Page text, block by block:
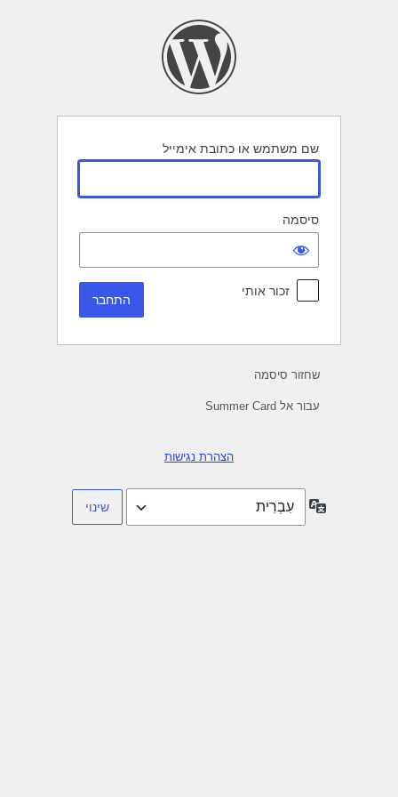
שם משתמש או כתובת אימייל
סיסמה
זכור אותי
שחזור סיסמה
עבור אל Summer Card
הצהרת נגישות
שפה